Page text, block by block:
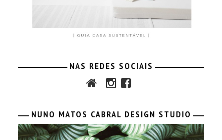
NAS REDES SOCIAIS
NUNO MATOS CABRAL DESIGN STUDIO